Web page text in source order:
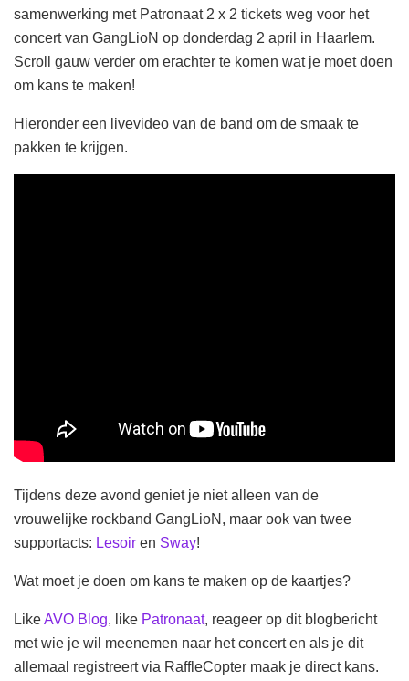
samenwerking met Patronaat 2 x 2 tickets weg voor het
concert van GangLioN op donderdag 2 april in Haarlem.
Scroll gauw verder om erachter te komen wat je moet doen
om kans te maken!
Hieronder een livevideo van de band om de smaak te
pakken te krijgen.
Tijdens deze avond geniet je niet alleen van de
vrouwelijke rockband GangLioN, maar ook van twee
supportacts: Lesoir en Sway!
Wat moet je doen om kans te maken op de kaartjes?
LikeAVO Blog, like Patronaat, reageer op dit blogbericht
met wie je wil meenemen naar het concert en als je dit
allemaal registreert via RaffleCopter maak je direct kans.